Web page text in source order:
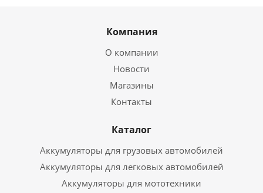
Компания
О компании
Новости
Магазины
Контакты
Каталог
Аккумуляторы для грузовых автомобилей
Аккумуляторы для легковых автомобилей
Аккумуляторы для мототехники